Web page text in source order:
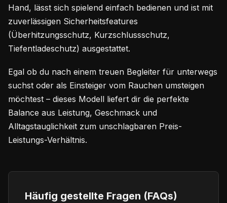
Hand, lässt sich spielend einfach bedienen und ist mit
zuverlässigen Sicherheitsfeatures
(Überhitzungsschutz, Kurzschlussschutz,
Tiefentladeschutz) ausgestattet.
Egal ob du nach einem treuen Begleiter für unterwegs
suchst oder als Einsteiger vom Rauchen umsteigen
möchtest – dieses Modell liefert dir die perfekte
Balance aus Leistung, Geschmack und
Alltagstauglichkeit zum unschlagbaren Preis-
Leistungs-Verhältnis.
Häufig gestellte Fragen (FAQs)